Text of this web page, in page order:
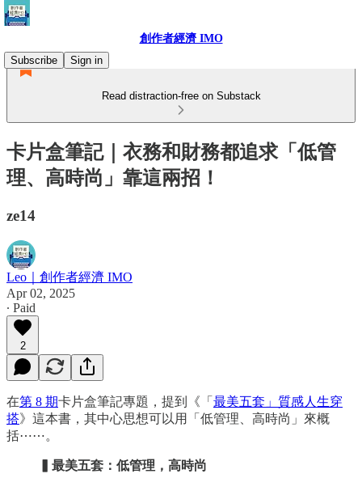
創作者經濟 IMO
Subscribe
Sign in
Read distraction-free on Substack
卡片盒筆記｜衣務和財務都追求「低管
理、高時尚」靠這兩招！
ze14
Leo｜創作者經濟 IMO
Apr 02, 2025
∙ Paid
2
在第 8 期卡片盒筆記專題，提到《「 最美五套」質感人生穿
搭》這本書，其中心思想可以用「低管理、高時尚」來概
括⋯⋯。
▍最美五套：低管理，高時尚